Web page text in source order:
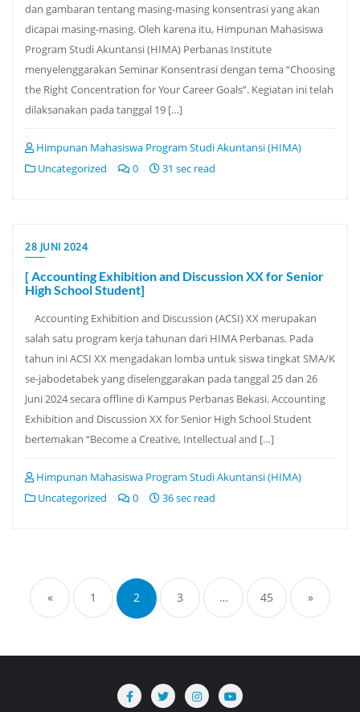
dan gambaran tentang masing-masing konsentrasi yang akan
dicapai masing-masing. Oleh karena itu, Himpunan Mahasiswa
Program Studi Akuntansi (HIMA) Perbanas Institute
menyelenggarakan Seminar Konsentrasi dengan tema “Choosing
the Right Concentration for Your Career Goals”. Kegiatan ini telah
dilaksanakan pada tanggal 19 […]
Himpunan Mahasiswa Program Studi Akuntansi (HIMA)
Uncategorized
0 31 sec read
28 JUNI 2024
[ Accounting Exhibition and Discussion XX for Senior
High School Student]
Accounting Exhibition and Discussion (ACSI) XX merupakan
salah satu program kerja tahunan dari HIMA Perbanas. Pada
tahun ini ACSI XX mengadakan lomba untuk siswa tingkat SMA/K
se-jabodetabek yang diselenggarakan pada tanggal 25 dan 26
Juni 2024 secara offline di Kampus Perbanas Bekasi. Accounting
Exhibition and Discussion XX for Senior High School Student
bertemakan “Become a Creative, Intellectual and […]
Himpunan Mahasiswa Program Studi Akuntansi (HIMA)
Uncategorized
0 36 sec read
pos
« 1 2 3 … 45 »